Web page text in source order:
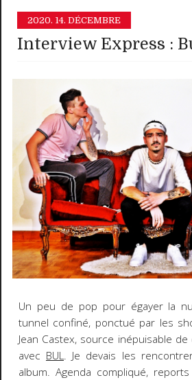
2020. 14. DÉCEMBRE
Interview Express :
Un peu de pop pour égayer la
tunnel confiné, ponctué par les
Jean Castex, source inépuisable
avec BUL. Je devais les
album. Agenda compliqué,